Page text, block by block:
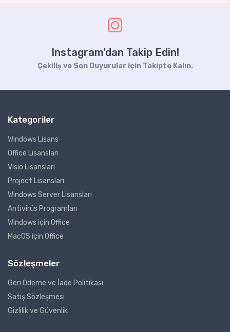
Instagram’dan Takip Edin!
Çekiliş ve Son Duyurular için Takipte Kalın.
Kategoriler
Windows Lisans
Office Lisansları
Visio Lisansları
Project Lisansları
Windows Server Lisansları
Antivirüs Programları
Windows için Office
MacOS için Office
Sözleşmeler
Geri Ödeme ve İade Politikası
Satış Sözleşmesi
Gizlilik ve Güvenlik